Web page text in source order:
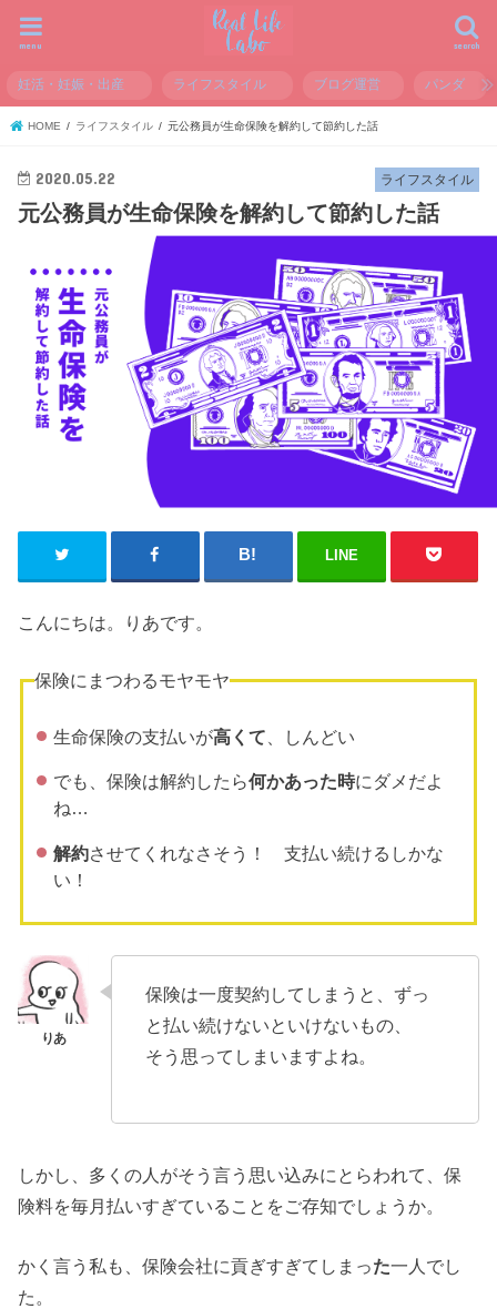
search
menu
妊活・妊娠・出産 ライフスタイル ブログ運営 パンダ
HOME ライフスタイル 元公務員が生命保険を解約して節約した話
ライフスタイル
2020.05.22
元公務員が生命保険を解約して節約した話
LINE
こんにちは。りあです。
保険にまつわるモヤモヤ
生命保険の支払いが高くて 、しんどい
でも、保険は解約したら何かあった時にダメだよ
ね…
解約させてくれなさそう！ 支払い続けるしかな
い！
保険は一度契約してしまうと、ずっ
と払い続けないといけないもの、
そう思ってしまいますよね。
しかし、多くの人がそう言う思い込みにとらわれて、保
険料を毎月払いすぎていることをご存知でしょうか。
かく言う私も、保険会社に貢ぎすぎてしまった一人でし
た。